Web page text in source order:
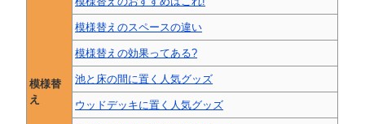
模様替
え
模様替えのスペースの違い
模様替えの効果ってある?
池と床の間に置く人気グッズ
ウッドデッキに置く人気グッズ